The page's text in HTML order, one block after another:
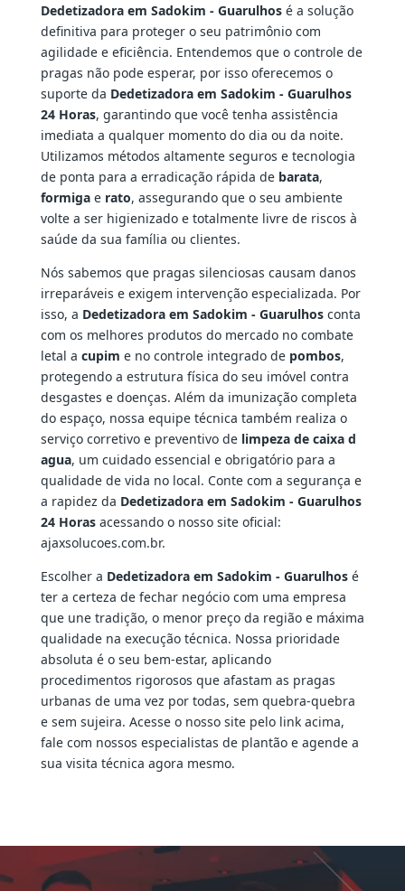
Dedetizadora em Sadokim - Guarulhosé a solução
definitiva para proteger o seu patrimônio com
agilidade e eficiência. Entendemos que o controle de
pragas não pode esperar, por isso oferecemos o
suporte da Dedetizadora em Sadokim - Guarulhos
24 Horas, garantindo que você tenha assistência
imediata a qualquer momento do dia ou da noite.
Utilizamos métodos altamente seguros e tecnologia
de ponta para a erradicação rápida de barata,
formigae rato, assegurando que o seu ambiente
volte a ser higienizado e totalmente livre de riscos à
saúde da sua família ou clientes.
Nós sabemos que pragas silenciosas causam danos
irreparáveis e exigem intervenção especializada. Por
isso, a Dedetizadora em Sadokim - Guarulhosconta
com os melhores produtos do mercado no combate
letal a cupim e no controle integrado de pombos,
protegendo a estrutura física do seu imóvel contra
desgastes e doenças. Além da imunização completa
do espaço, nossa equipe técnica também realiza o
serviço corretivo e preventivo de limpeza de caixa d
agua, um cuidado essencial e obrigatório para a
qualidade de vida no local. Conte com a segurança e
a rapidez da Dedetizadora em Sadokim - Guarulhos
24 Horasacessando o nosso site oficial:
ajaxsolucoes.com.br.
Escolher a Dedetizadora em Sadokim - Guarulhosé
ter a certeza de fechar negócio com uma empresa
que une tradição, o menor preço da região e máxima
qualidade na execução técnica. Nossa prioridade
absoluta é o seu bem-estar, aplicando
procedimentos rigorosos que afastam as pragas
urbanas de uma vez por todas, sem quebra-quebra
e sem sujeira. Acesse o nosso site pelo link acima,
fale com nossos especialistas de plantão e agende a
sua visita técnica agora mesmo.